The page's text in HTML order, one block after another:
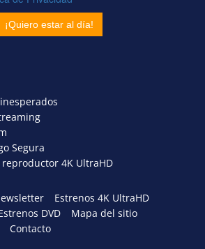
Segura
4K UltraHD
Estrenos 4K UltraHD
DVD
Mapa del sitio
Contacto